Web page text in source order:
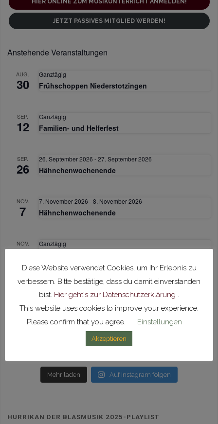
u
-
a
g
i
HIER ONLINE ZUM MUSIKUNTERRICHT ANMELDEN!
JETZT PASSIVES MITGLIED WERDEN!
Anstehende Veranstaltungen
AUG.
30
Ganztägig
Frühschoppen Niederstotzingen
SEP.
12
Ganztägig
Familien- und Helferfest
SEP.
26
26. September 2026 -27. September 2026
Hähnchenwochenende
NOV.
7
7. November 2026 -8. November 2026
Hähnchenwochenende
NOV.
15
Ganztägig
Unser Glück ist Blasmusik 🎶
Mehr laden Auf Instagram folgen
HURRIKAN DER BLASMUSIK 2025-PLAYLIST
Diese Website verwendet Cookies, um Ihr Erlebnis zu
verbessern. Bitte bestätige, dass du damit einverstanden
bist. Hier geht´s zur Datenschutzerklärung .
This website uses cookies to improve your experience.
Please confirm that you agree.
Einstellungen
Akzeptieren